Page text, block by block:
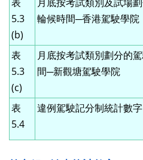
5.3
(b)
輪候時間─香港駕駛學院
表
5.3
(c)
月底按考試類別劃分的
間─新觀塘駕駛學院
表
5.4
違例駕駛記分制統計數字